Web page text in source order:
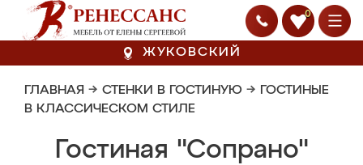
0
ЖУКОВСКИЙ
ГЛАВНАЯ → СТЕНКИ В ГОСТИНУЮ → ГОСТИНЫЕ
В КЛАССИЧЕСКОМ СТИЛЕ
Гостиная "Сопрано"